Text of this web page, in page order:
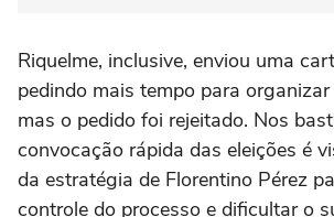
Riquelme, inclusive, enviou uma
pedindo mais tempo para
mas o pedido foi rejeitado. Nos
convocação rápida das eleições é
da estratégia de Florentino Pérez
controle do processo e dificultar o